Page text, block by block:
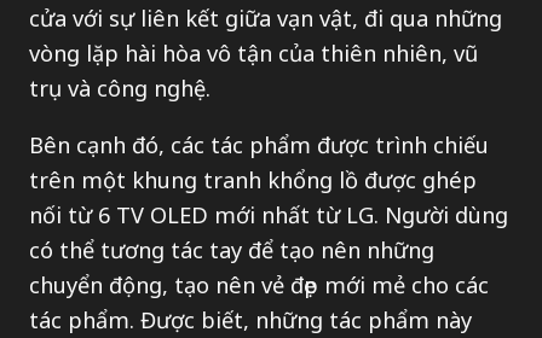
cửa với sự liên kết giữa vạn vật, đi qua những
vòng lặp hài hòa vô tận của thiên nhiên, vũ
trụ và công nghệ.
Bên cạnh đó, các tác phẩm được trình chiếu
trên một khung tranh khổng lồ được ghép
nối từ 6 TV OLED mới nhất từ LG. Người dùng
có thể tương tác tay để tạo nên những
chuyển động, tạo nên vẻ đẹp mới mẻ cho các
tác phẩm. Được biết, những tác phẩm này